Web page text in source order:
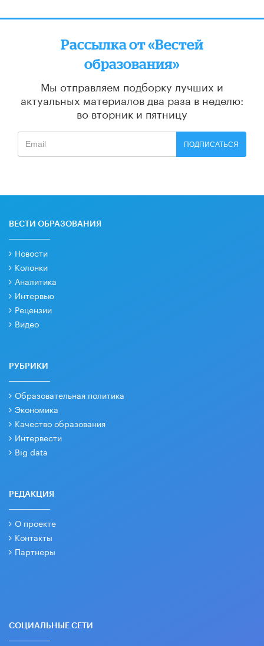
Рассылка от «Вестей
образования»
Мы отправляем подборку лучших и
актуальных материалов два раза в неделю:
во вторник и пятницу
ПОДПИСАТЬСЯ
ВЕСТИ ОБРАЗОВАНИЯ
Новости
Колонки
Аналитика
Интервью
Рецензии
Видео
РУБРИКИ
Образовательная политика
Экономика
Качество образования
Интервести
Big data
РЕДАКЦИЯ
О проекте
Контакты
Партнеры
СОЦИАЛЬНЫЕ СЕТИ